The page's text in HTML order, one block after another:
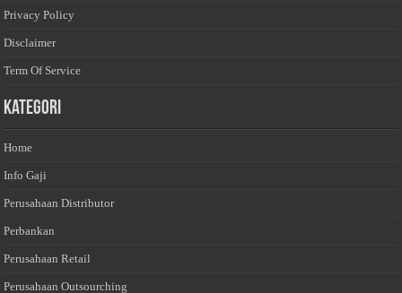
Privacy Policy
Disclaimer
Term Of Service
Kategori
Home
Info Gaji
Perusahaan Distributor
Perbankan
Perusahaan Retail
Perusahaan Outsourching